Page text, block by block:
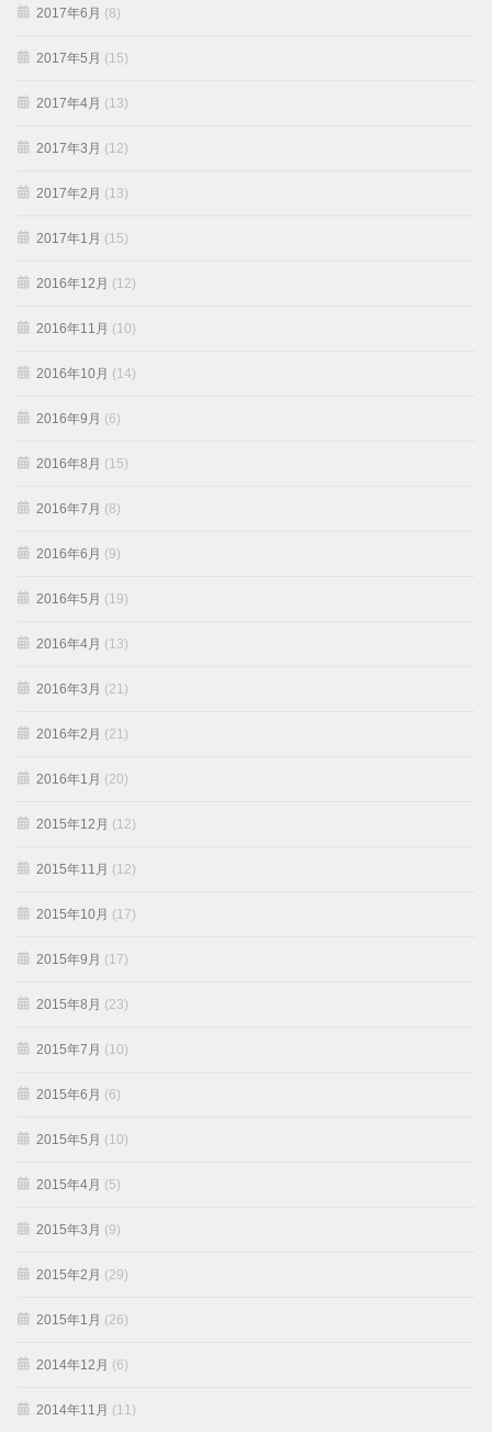
2017年6月 (8)
2017年5月 (15)
2017年4月 (13)
2017年3月 (12)
2017年2月 (13)
2017年1月 (15)
2016年12月 (12)
2016年11月 (10)
2016年10月 (14)
2016年9月 (6)
2016年8月 (15)
2016年7月 (8)
2016年6月 (9)
2016年5月 (19)
2016年4月 (13)
2016年3月 (21)
2016年2月 (21)
2016年1月 (20)
2015年12月 (12)
2015年11月 (12)
2015年10月 (17)
2015年9月 (17)
2015年8月 (23)
2015年7月 (10)
2015年6月 (6)
2015年5月 (10)
2015年4月 (5)
2015年3月 (9)
2015年2月 (29)
2015年1月 (26)
2014年12月 (6)
2014年11月 (11)